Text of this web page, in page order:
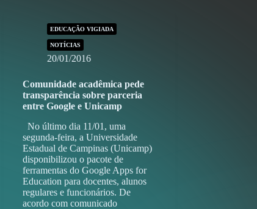
EDUCAÇÃO VIGIADA
NOTÍCIAS
20/01/2016
Comunidade acadêmica pede
transparência sobre parceria
entre Google e Unicamp
No último dia 11/01, uma
segunda-feira, a Universidade
Estadual de Campinas (Unicamp)
disponibilizou o pacote de
ferramentas do Google Apps for
Education para docentes, alunos
regulares e funcionários. De
acordo com comunicado